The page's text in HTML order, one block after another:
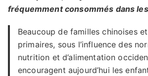
fréquemment consommés dans
Beaucoup de familles chinoises et
primaires, sous l’influence des
nutrition et d’alimentation
encouragent aujourd’hui les